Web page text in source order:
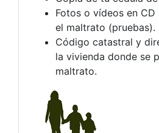
Fotos o vídeos en
el maltrato (pruebas).
Código catastral y
la vivienda donde se
maltrato.